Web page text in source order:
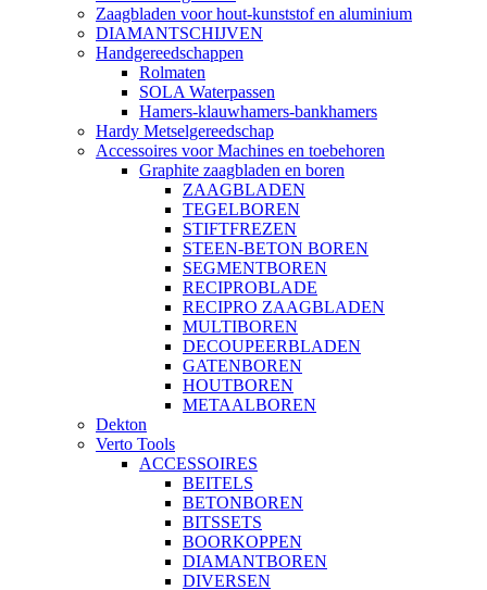
Zaagbladen voor hout-kunststof en aluminium
DIAMANTSCHIJVEN
Handgereedschappen
Rolmaten
SOLA Waterpassen
Hamers-klauwhamers-bankhamers
Hardy Metselgereedschap
Accessoires voor Machines en toebehoren
Graphite zaagbladen en boren
ZAAGBLADEN
TEGELBOREN
STIFTFREZEN
STEEN-BETON BOREN
SEGMENTBOREN
RECIPROBLADE
RECIPRO ZAAGBLADEN
MULTIBOREN
DECOUPEERBLADEN
GATENBOREN
HOUTBOREN
METAALBOREN
Dekton
Verto Tools
ACCESSOIRES
BEITELS
BETONBOREN
BITSSETS
BOORKOPPEN
DIAMANTBOREN
DIVERSEN